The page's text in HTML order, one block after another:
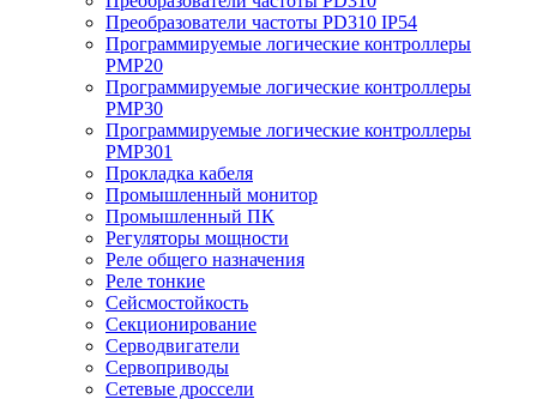
Преобразователи частоты PD310 IP54
Программируемые логические контроллеры
PMP20
Программируемые логические контроллеры
PMP30
Программируемые логические контроллеры
PMP301
Прокладка кабеля
Промышленный монитор
Промышленный ПК
Регуляторы мощности
Реле общего назначения
Реле тонкие
Сейсмостойкость
Секционирование
Серводвигатели
Сервоприводы
Сетевые дроссели